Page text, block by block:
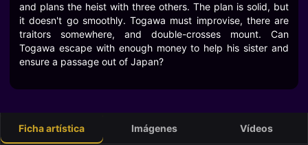
and plans the heist with three others. The plan is solid, but
it doesn't go smoothly. Togawa must improvise, there are
traitors somewhere, and double-crosses mount. Can
Togawa escape with enough money to help his sister and
ensure a passage out of Japan?
Ficha artística Imágenes Vídeos